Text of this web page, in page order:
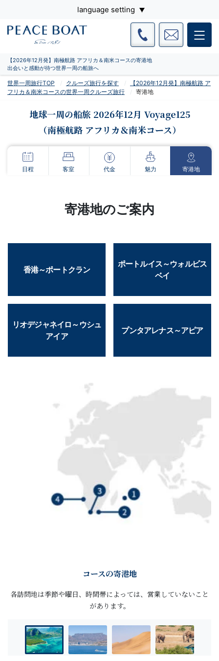
language setting
【2026年12月発】南極航路 アフリカ＆南米コースの寄港地
出会いと感動が待つ世界一周の船旅へ
世界一周旅行TOP クルーズ旅行を探す
【2026年12月発】南極航路 ア
フリカ＆南米コースの世界一周クルーズ旅行
寄港地
地球一周の船旅 2026年12月 Voyage125
（南極航路 アフリカ＆南米コース）
日程 客室 代金 魅力 寄港地
寄港地のご案内
香港～ポートクラン
ポートルイス～ウォルビス
ベイ
リオデジャネイロ～ウシュ
アイア
プンタアレナス～アピア
コースの寄港地
各訪問地は季節や曜日、時間帯によっては、営業していないこと
があります。